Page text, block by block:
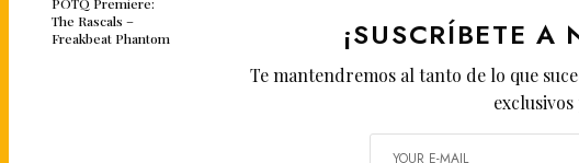
POTQ Premiere:
The Rascals –
Freakbeat Phantom
¡SUSCRÍBETE A
Te mantendremos al tanto de lo que